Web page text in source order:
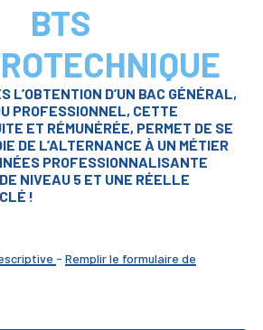
BTS
L’OBTENTION D’UN BAC GÉNÉRAL,
PROFESSIONNEL, CETTE
ET RÉMUNÉRÉE, PERMET DE SE
DE L’ALTERNANCE À UN MÉTIER
PROFESSIONNALISANTE
NIVEAU 5 ET UNE RÉELLE
!
- Remplir le formulaire de